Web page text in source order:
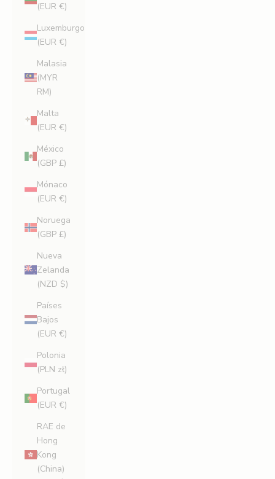
(EUR €)
Luxemburgo
(EUR €)
Malasia
(MYR
RM)
Malta
(EUR €)
México
(GBP £)
Mónaco
(EUR €)
Noruega
(GBP £)
Nueva
Zelanda
(NZD $)
Países
Bajos
(EUR €)
Polonia
(PLN zł)
Portugal
(EUR €)
RAE de
Hong
Kong
(China)